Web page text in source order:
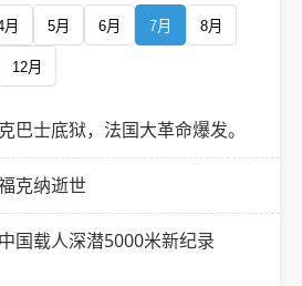
月 5月 6月 7月 8月
12月
巴士底狱，法国大革命爆发。
克纳逝世
国载人深潜5000米新纪录